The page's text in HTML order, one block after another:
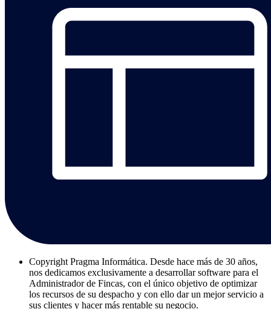
Copyright Pragma Informática. Desde hace más de 30 años,
nos dedicamos exclusivamente a desarrollar software para el
Administrador de Fincas, con el único objetivo de optimizar
los recursos de su despacho y con ello dar un mejor servicio a
sus clientes y hacer más rentable su negocio.